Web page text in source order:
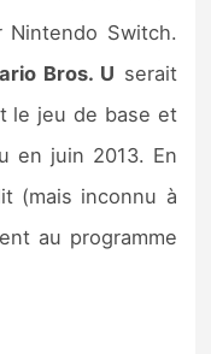
Switch.
Bros. U serait
le jeu de base et
en juin 2013. En
(mais inconnu à
au programme